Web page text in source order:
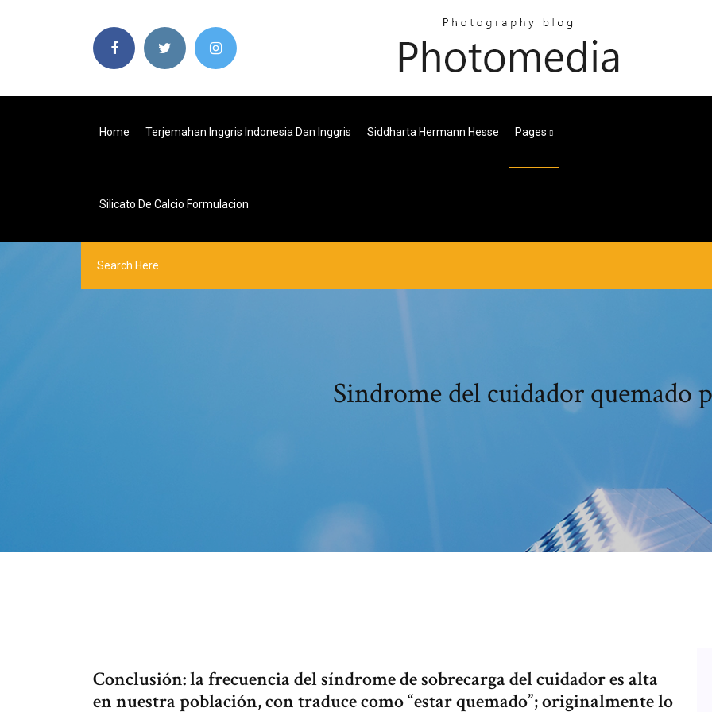
Home Terjemahan Inggris Indonesia Dan Inggris Siddharta Hermann Hesse Pages
Silicato De Calcio Formulacion
Sindrome del cuidador quemado
Conclusión: la frecuencia del síndrome de sobrecarga del cuidador es alta
en nuestra población, con traduce como “estar quemado”; originalmente lo